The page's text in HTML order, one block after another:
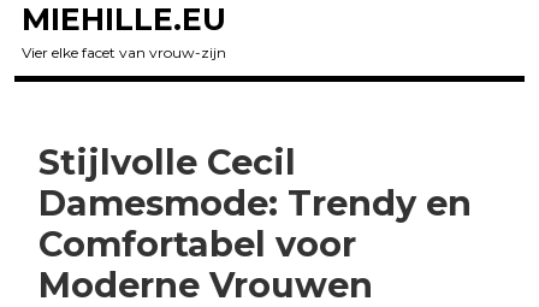
MIEHILLE.EU
Vier elke facet van vrouw-zijn
Stijlvolle Cecil
Damesmode: Trendy en
Comfortabel voor
Moderne Vrouwen